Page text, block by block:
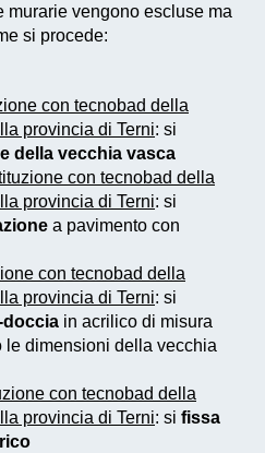
murarie vengono escluse ma
si procede:
con tecnobad della
provincia di Terni: si
della vecchia vasca
con tecnobad della
provincia di Terni: si
a pavimento con
con tecnobad della
provincia di Terni: si
doccia in acrilico di misura
le dimensioni della vecchia
con tecnobad della
provincia di Terni: si fissa